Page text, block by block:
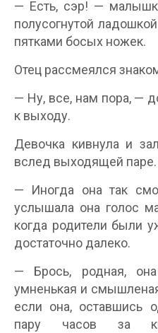
— Есть, сэр! —
полусогнутой
пятками босых ножек.
Отец рассмеялся
— Ну, все, нам пора, —
к выходу.
Девочка кивнула и
вслед выходящей паре.
— Иногда она так
услышала она голос
когда родители были
достаточно далеко.
— Брось, родная,
умненькая и
если она, оставшись
пару часов за